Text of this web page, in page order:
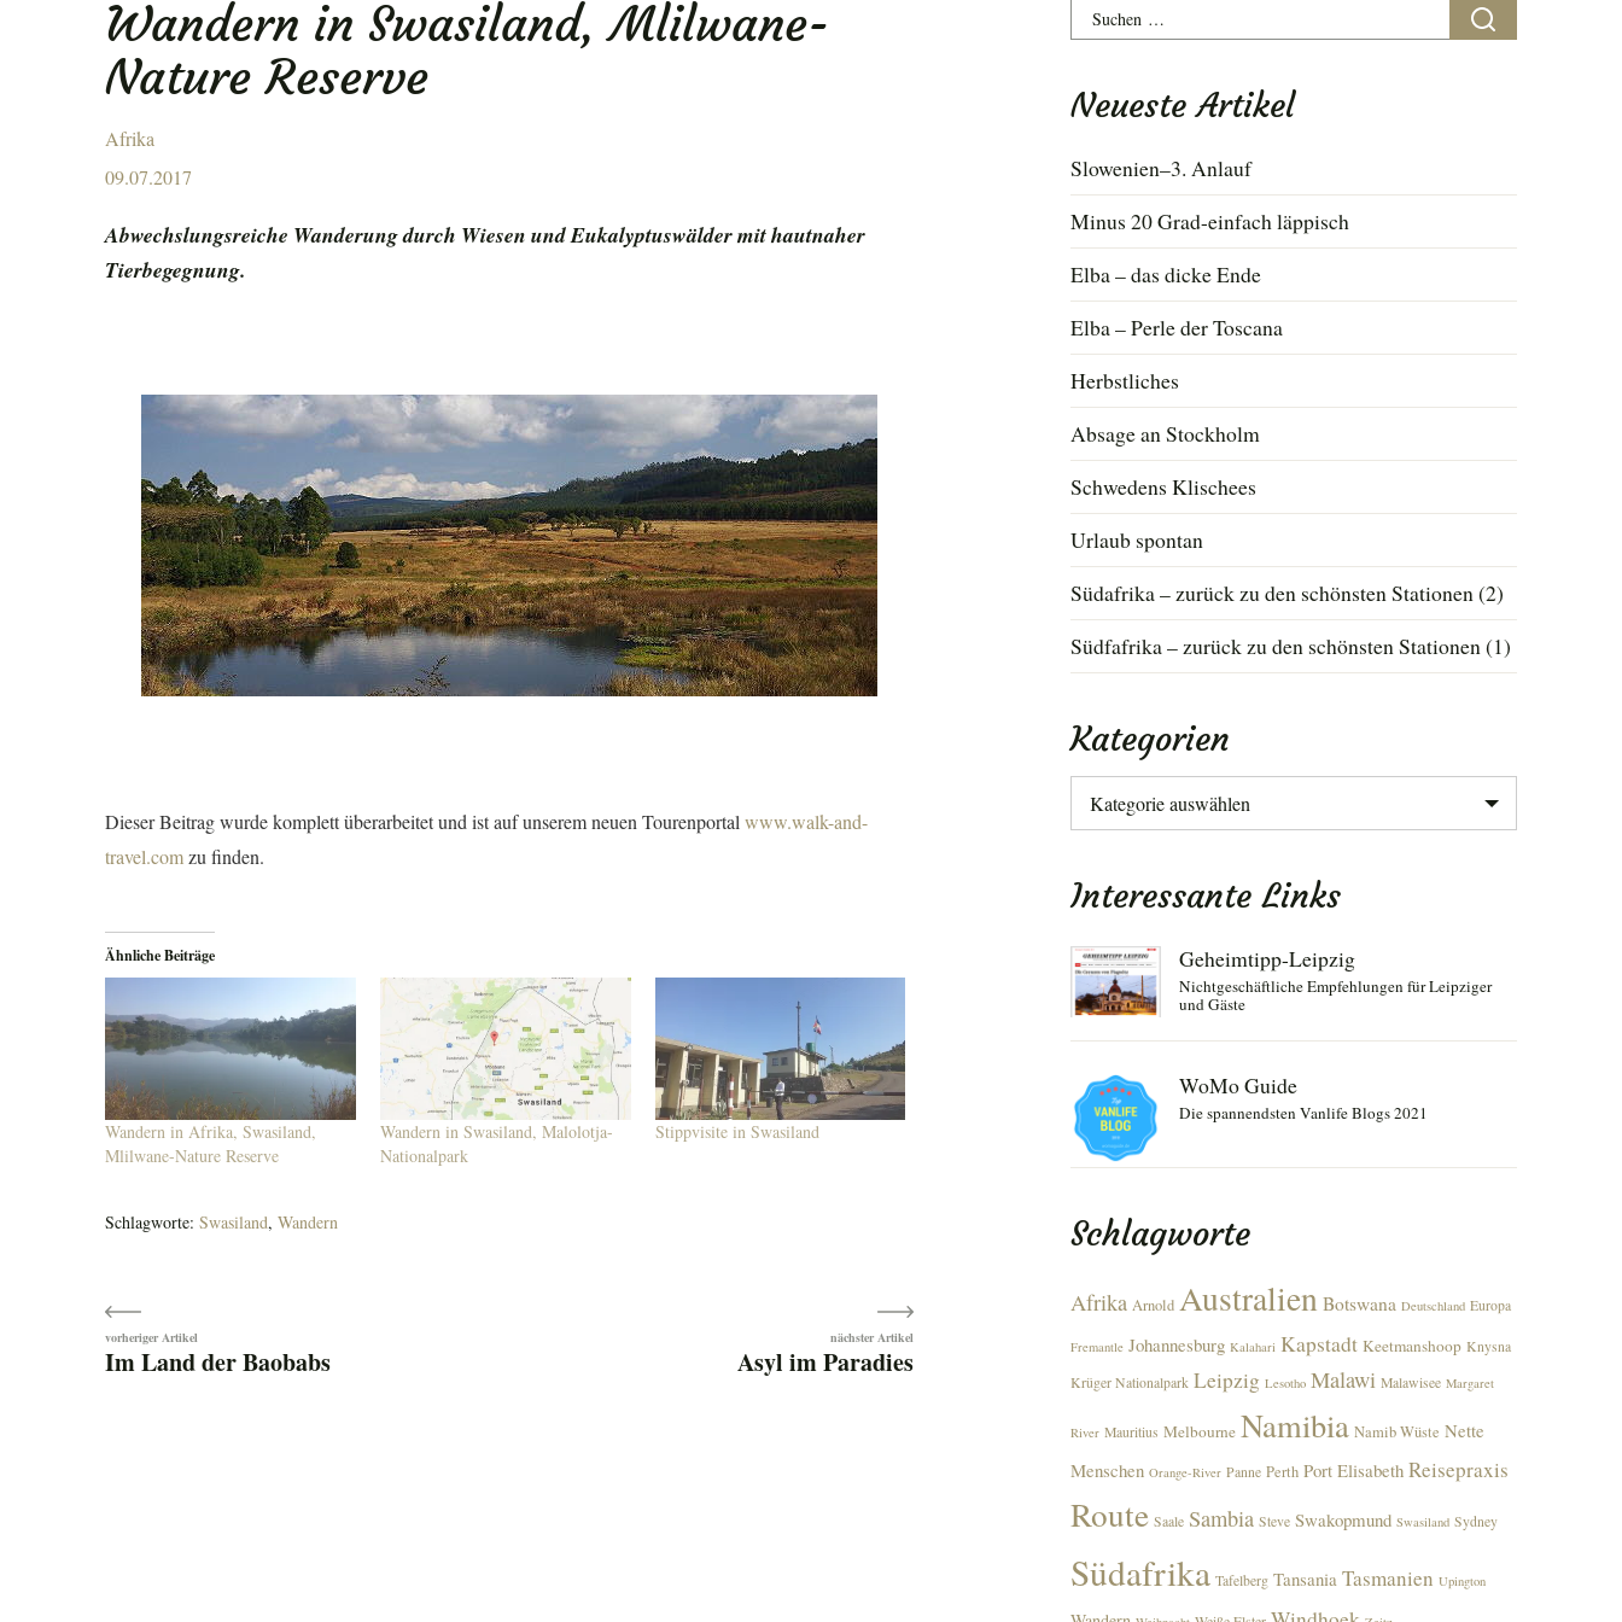
Wandern in Swasiland, Mlilwane-
Nature Reserve
Afrika
Posted
09.07.2017
Abwechslungsreiche Wanderung durch Wiesen und Eukalyptuswälder mit hautnaher
Tierbegegnung.
Dieser Beitrag wurde komplett überarbeitet und ist auf unserem neuen Tourenportal www.walk-and-
travel.comzu finden.
Ähnliche Beiträge
Wandern in Afrika, Swasiland,
Mlilwane-Nature Reserve
Wandern in Swasiland, Malolotja-
Nationalpark
Stippvisite in Swasiland
Schlagworte: Swasiland, Wandern
Beitragsnavigation
Im Land der Baobabs Asyl im Paradies
Suchen
nach:
Neueste Artikel
Slowenien–3. Anlauf
Minus 20 Grad-einfach läppisch
Elba – das dicke Ende
Elba – Perle der Toscana
Herbstliches
Absage an Stockholm
Schwedens Klischees
Urlaub spontan
Südafrika – zurück zu den schönsten Stationen (2)
Südfafrika – zurück zu den schönsten Stationen (1)
Kategorien
Kategorien
Interessante Links
Geheimtipp-Leipzig
Nichtgeschäftliche Empfehlungen für Leipziger
und Gäste
WoMo Guide
Die spannendsten Vanlife Blogs 2021
Schlagworte
Afrika Arnold Australien Botswana Deutschland Europa
Fremantle Johannesburg Kalahari Kapstadt Keetmanshoop Knysna
Krüger Nationalpark Leipzig Lesotho Malawi Malawisee Margaret
River Mauritius Melbourne Namibia Namib Wüste Nette
Menschen Orange-River Panne Perth Port Elisabeth Reisepraxis
Route Saale Sambia Steve Swakopmund Swasiland Sydney
Südafrika Tafelberg Tansania Tasmanien Upington